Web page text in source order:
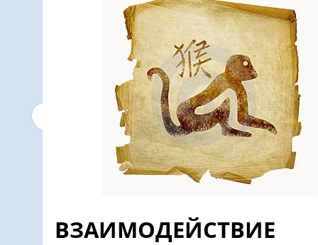
ВЗАИМОДЕЙСТВИЕ